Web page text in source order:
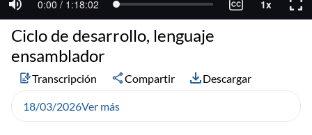
Ciclo de desarrollo, lenguaje
ensamblador
Transcripción Compartir Descargar
18/03/2026Ver más